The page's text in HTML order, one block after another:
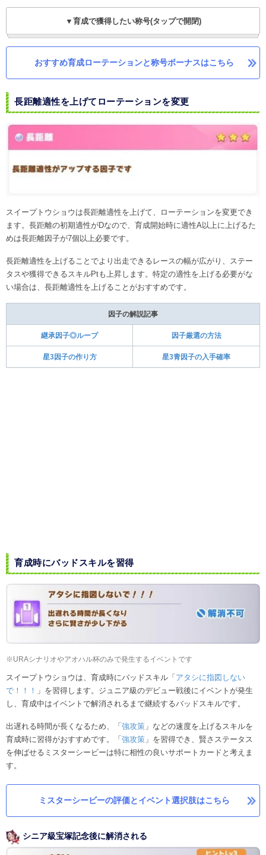
▼育成で獲得したい称号(タップで開閉)
おすすめ育成ローテーションと称号ボーナスはこちら
長距離適性を上げてローテーションを変更
スイープトウショウは長距離適性を上げて、ローテーションを変更でき
ます。長距離の初期適性がDなので、育成開始時に適性A以上に上げるた
めは長距離因子が7個以上必要です。
長距離適性を上げることでより出走できるレースの幅が広がり、ステー
タスや獲得できるスキルPtも上昇します。特定の適性を上げる必要がな
い場合は、長距離適性を上げることがおすすめです。
因子の解説記事
継承因子◎ループ 因子厳選の方法
星3因子の作り方 星3青因子の入手確率
育成時にバッドスキルを習得
※URAシナリオやアオハル杯のみで発生するイベントです
スイープトウショウは、育成時にバッドスキル「 アタシに指図しない
で！！！ 」を習得します。ジュニア級のデビュー戦後にイベントが発生
し、育成中はイベントで解消されるまで継続するバッドスキルです。
出遅れる時間が長くなるため、「強攻策 」などの速度を上げるスキルを
育成時に習得がおすすめです。「強攻策 」を習得でき、賢さステータス
を伸ばせるミスターシービーは特に相性の良いサポートカードと考えま
す。
ミスターシービーの評価とイベント選択肢はこちら
シニア級宝塚記念後に解消される